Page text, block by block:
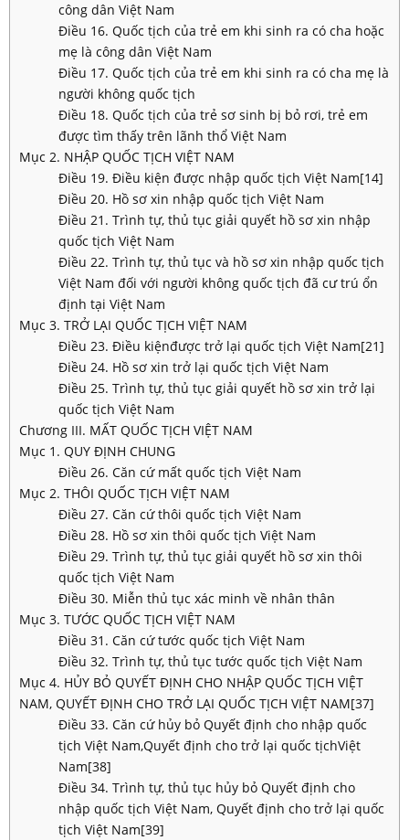
công dân Việt Nam
Điều 16. Quốc tịch của trẻ em khi sinh ra có cha hoặc
mẹ là công dân Việt Nam
Điều 17. Quốc tịch của trẻ em khi sinh ra có cha mẹ là
người không quốc tịch
Điều 18. Quốc tịch của trẻ sơ sinh bị bỏ rơi, trẻ em
được tìm thấy trên lãnh thổ Việt Nam
Mục 2. NHẬP QUỐC TỊCH VIỆT NAM
Điều 19. Điều kiện được nhập quốc tịch Việt Nam[14]
Điều 20. Hồ sơ xin nhập quốc tịch Việt Nam
Điều 21. Trình tự, thủ tục giải quyết hồ sơ xin nhập
quốc tịch Việt Nam
Điều 22. Trình tự, thủ tục và hồ sơ xin nhập quốc tịch
Việt Nam đối với người không quốc tịch đã cư trú ổn
định tại Việt Nam
Mục 3. TRỞ LẠI QUỐC TỊCH VIỆT NAM
Điều 23. Điều kiệnđược trở lại quốc tịch Việt Nam[21]
Điều 24. Hồ sơ xin trở lại quốc tịch Việt Nam
Điều 25. Trình tự, thủ tục giải quyết hồ sơ xin trở lại
quốc tịch Việt Nam
Chương III. MẤT QUỐC TỊCH VIỆT NAM
Mục 1. QUY ĐỊNH CHUNG
Điều 26. Căn cứ mất quốc tịch Việt Nam
Mục 2. THÔI QUỐC TỊCH VIỆT NAM
Điều 27. Căn cứ thôi quốc tịch Việt Nam
Điều 28. Hồ sơ xin thôi quốc tịch Việt Nam
Điều 29. Trình tự, thủ tục giải quyết hồ sơ xin thôi
quốc tịch Việt Nam
Điều 30. Miễn thủ tục xác minh về nhân thân
Mục 3. TƯỚC QUỐC TỊCH VIỆT NAM
Điều 31. Căn cứ tước quốc tịch Việt Nam
Điều 32. Trình tự, thủ tục tước quốc tịch Việt Nam
Mục 4. HỦY BỎ QUYẾT ĐỊNH CHO NHẬP QUỐC TỊCH VIỆT
NAM, QUYẾT ĐỊNH CHO TRỞ LẠI QUỐC TỊCH VIỆT NAM[37]
Điều 33. Căn cứ hủy bỏ Quyết định cho nhập quốc
tịch Việt Nam,Quyết định cho trở lại quốc tịchViệt
Nam[38]
Điều 34. Trình tự, thủ tục hủy bỏ Quyết định cho
nhập quốc tịch Việt Nam, Quyết định cho trở lại quốc
tịch Việt Nam[39]